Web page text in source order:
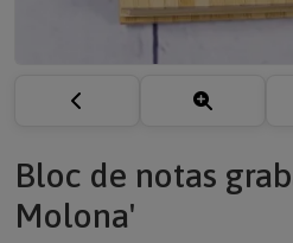
Bloc de notas
Molona'